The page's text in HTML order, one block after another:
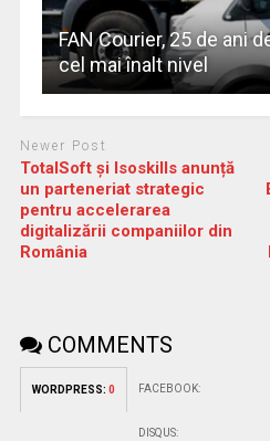
FAN Courier, 25 de ani
cel mai înalt nivel
Newer Post
TotalSoft și Isoskills anunță
un parteneriat strategic
pentru accelerarea
digitalizării companiilor din
România
COMMENTS
WORDPRESS: 0 FACEBOOK:
DISQUS: